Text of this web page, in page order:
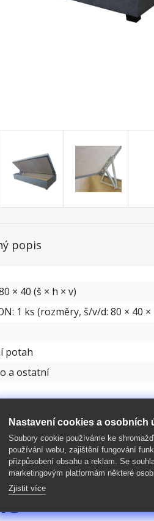
popis
× 40 (š × h × v)
1 ks (rozměry, š/v/d: 80 × 40 ×
potah
a ostatní
Nastavení cookies a osobních
Soubory cookie používáme ke
používání webu, zajištění fungování
přizpůsobení obsahu a reklam. Se
marketingovým platformám některé
Zjistit více